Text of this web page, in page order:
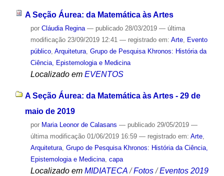
A Seção Áurea: da Matemática às Artes
por Cláudia Regina — publicado28/03/2019 — última
modificação23/09/2019 12:41 — registrado em: Arte, Evento
público, Arquitetura, Grupo de Pesquisa Khronos: História da
Ciência, Epistemologia e Medicina
Localizado em EVENTOS
A Seção Áurea: da Matemática às Artes - 29 de
maio de 2019
por Maria Leonor de Calasans — publicado29/05/2019 —
última modificação01/06/2019 16:59 — registrado em: Arte,
Arquitetura, Grupo de Pesquisa Khronos: História da Ciência,
Epistemologia e Medicina, capa
Localizado em MIDIATECA /Fotos /Eventos 2019